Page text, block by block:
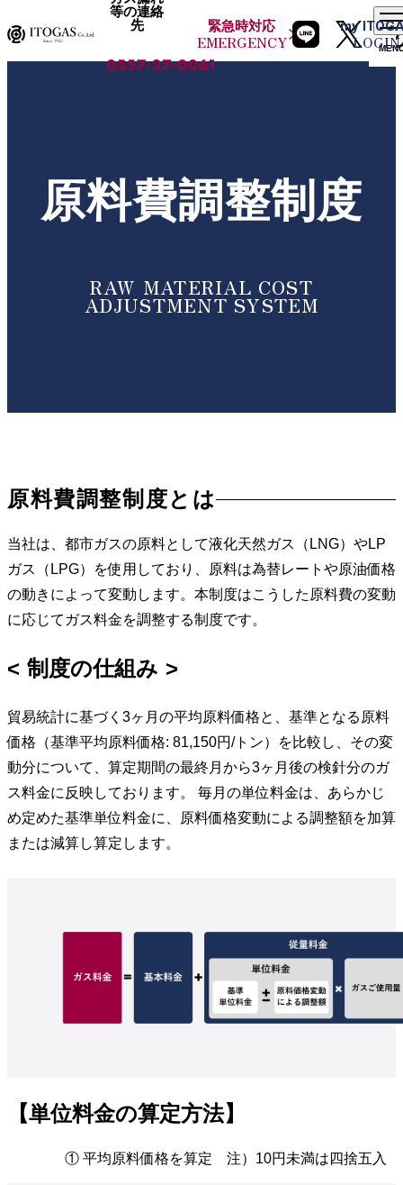
等の連絡
先
緊急時対応
EMERGENCY
my
LOGIN
原料費調整制度
RAW MATERIAL COST
ADJUSTMENT SYSTEM
原料費調整制度とは
当社は、都市ガスの原料として液化天然ガス（LNG）やLP
ガス（LPG）を使用しており、原料は為替レートや原油価格
の動きによって変動します。本制度はこうした原料費の変動
に応じてガス料金を調整する制度です。
制度の仕組み
貿易統計に基づく3ヶ月の平均原料価格と、基準となる原料
価格（基準平均原料価格: 81,150円/トン）を比較し、その変
動分について、算定期間の最終月から3ヶ月後の検針分のガ
ス料金に反映しております。 毎月の単位料金は、あらかじ
め定めた基準単位料金に、原料価格変動による調整額を加算
または減算し算定します。
【単位料金の算定方法】
① 平均原料価格を算定 注）10円未満は四捨五入